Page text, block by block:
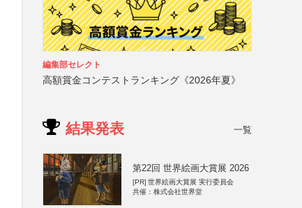
編集部セレクト
高額賞金コンテストランキング《2026年夏》
結果発表 一覧
第22回 世界絵画大賞展 2026
[PR] 世界絵画大賞展 実行委員会
共催：株式会社世界堂